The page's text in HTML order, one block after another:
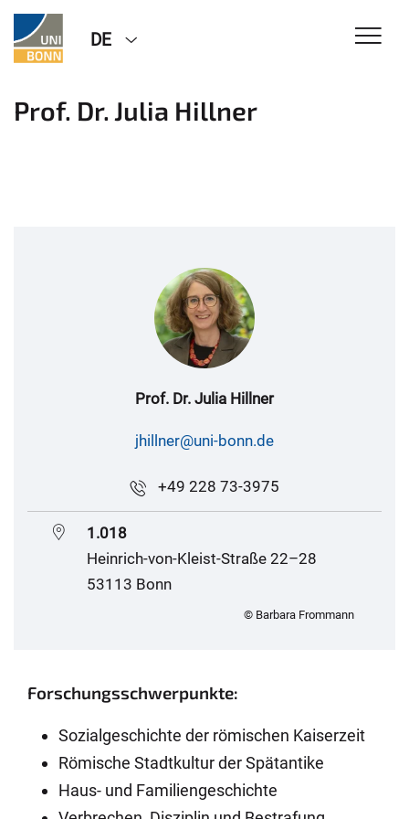
DE
Prof. Dr. Julia Hillner
Forschungsschwerpunkte:
Sozialgeschichte der römischen Kaiserzeit
Römische Stadtkultur der Spätantike
Haus- und Familiengeschichte
Prof. Dr. Julia Hillner
jhillner@uni-bonn.de
+49 228 73-3975
1.018
Heinrich-von-Kleist-Straße 22–28
53113 Bonn
© Barbara Frommann